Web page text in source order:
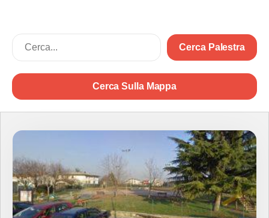
Cerca Palestra
Cerca Sulla Mappa